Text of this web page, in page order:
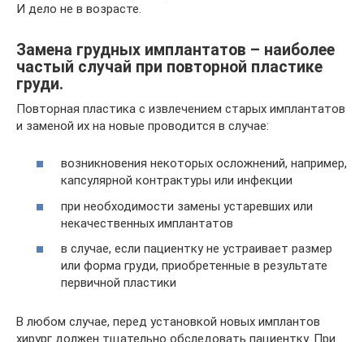
И дело не в возрасте.
Замена грудных имплантатов – наиболее
частый случай при повторной пластике
груди.
Повторная пластика с извлечением старых имплантатов
и заменой их на новые проводится в случае:
возникновения некоторых осложнений, например,
капсулярной контрактуры или инфекции
при необходимости замены устаревших или
некачественных имплантатов
в случае, если пациентку не устраивает размер
или форма груди, приобретенные в результате
первичной пластики
В любом случае, перед установкой новых имплантов
хирург должен тщательно обследовать пациентку. При